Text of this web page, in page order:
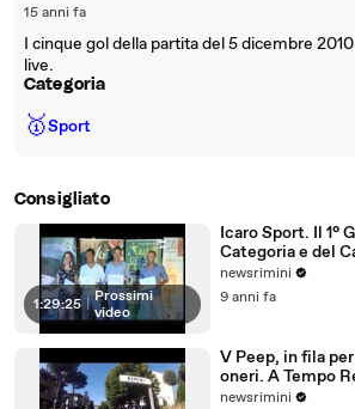
15 anni fa
I cinque gol della partita del 5 dicembre
live.
Categoria
🥇Sport
Consigliato
1:29:25 | Prossimi
video
Icaro Sport. Il 1°
Categoria e del
newsrimini
9 anni fa
V Peep, in fila
oneri. A Tempo
Comitato
newsrimini